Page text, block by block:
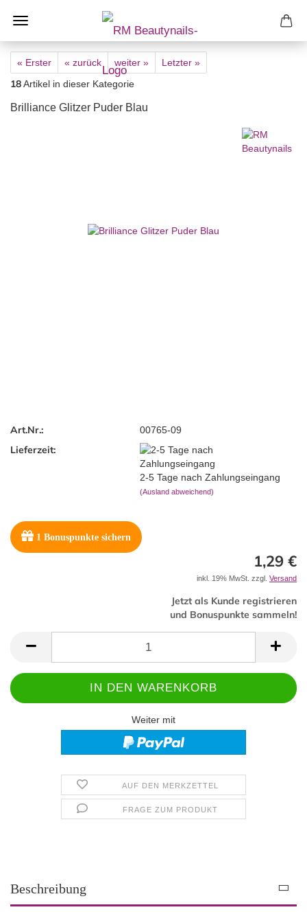
« Erster « zurück weiter » Letzter »
18Artikel in dieser Kategorie
Brilliance Glitzer Puder Blau
Art.Nr.: 00765-09
Lieferzeit:
2-5 Tage nach Zahlungseingang
(Ausland abweichend)
1 Bonuspunkte sichern
1,29 €
inkl. 19% MwSt. zzgl. Versand
Jetzt als Kunde registrieren
und Bonuspunkte sammeln!
Weiter mit
AUF DEN MERKZETTEL
FRAGE ZUM PRODUKT
Beschreibung